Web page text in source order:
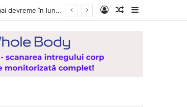
Vești bune pentru zeci de mii de vasluieni! Plățile alocațiilor, indemnizațiilor și stimulentelor, efectuate mai devreme în luna august 2026 Log InRandom Article